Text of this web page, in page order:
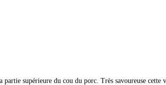
supérieure du cou du porc. Très savoureuse cette